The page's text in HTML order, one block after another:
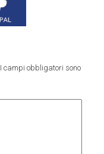
I campi obbligatori sono